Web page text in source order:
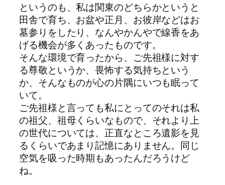
というのも、私は関東のどちらかというと
田舎で育ち、お盆や正月、お彼岸などはお
墓参りをしたり、なんやかんやで線香をあ
げる機会が多くあったものです。
そんな環境で育ったから、ご先祖様に対す
る尊敬というか、畏怖する気持ちという
か、そんなものが心の片隅にいつも眠って
いて。
ご先祖様と言っても私にとってのそれは私
の祖父、祖母くらいなもので、それより上
の世代については、正直なところ遺影を見
るくらいであまり記憶にありません。同じ
空気を吸った時期もあったんだろうけど
ね。